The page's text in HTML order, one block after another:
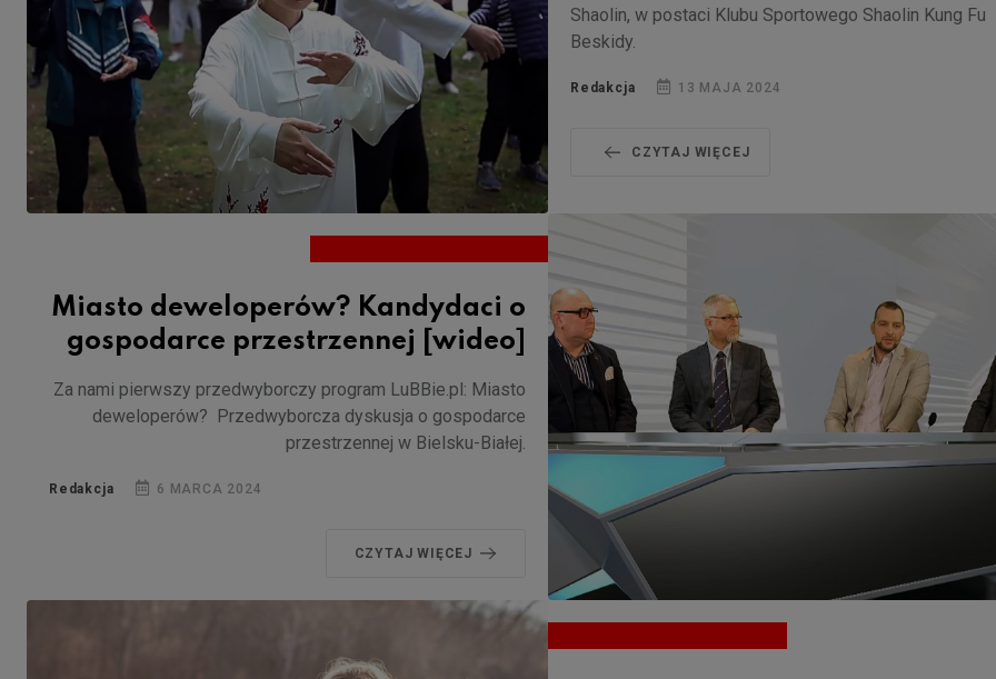
Shaolin, w postaci Klubu Sportowego Shaolin Kung Fu
Beskidy.
Redakcja 13 MAJA 2024
CZYTAJ WIĘCEJ
Miasto deweloperów? Kandydaci o
gospodarce przestrzennej [wideo]
Za nami pierwszy przedwyborczy program LuBBie.pl: Miasto
deweloperów? Przedwyborcza dyskusja o gospodarce
przestrzennej w Bielsku-Białej.
Redakcja 6 MARCA 2024
CZYTAJ WIĘCEJ